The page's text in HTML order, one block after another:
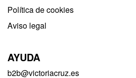
Política de cookies
Aviso legal
AYUDA
b2b@victoriacruz.es